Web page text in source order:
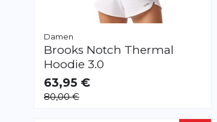
Damen
Brooks Notch Thermal
Hoodie 3.0
VERFÜGBAR
MLXL
63,95 €
80,00 €